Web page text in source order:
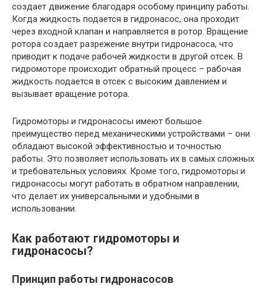
создает движение благодаря особому принципу работы.
Когда жидкость подается в гидронасос, она проходит
через входной клапан и направляется в ротор. Вращение
ротора создает разрежение внутри гидронасоса, что
приводит к подаче рабочей жидкости в другой отсек. В
гидромоторе происходит обратный процесс – рабочая
жидкость подается в отсек с высоким давлением и
вызывает вращение ротора.
Гидромоторы и гидронасосы имеют большое
преимущество перед механическими устройствами – они
обладают высокой эффективностью и точностью
работы. Это позволяет использовать их в самых сложных
и требовательных условиях. Кроме того, гидромоторы и
гидронасосы могут работать в обратном направлении,
что делает их универсальными и удобными в
использовании.
Как работают гидромоторы и
гидронасосы?
Принцип работы гидронасосов